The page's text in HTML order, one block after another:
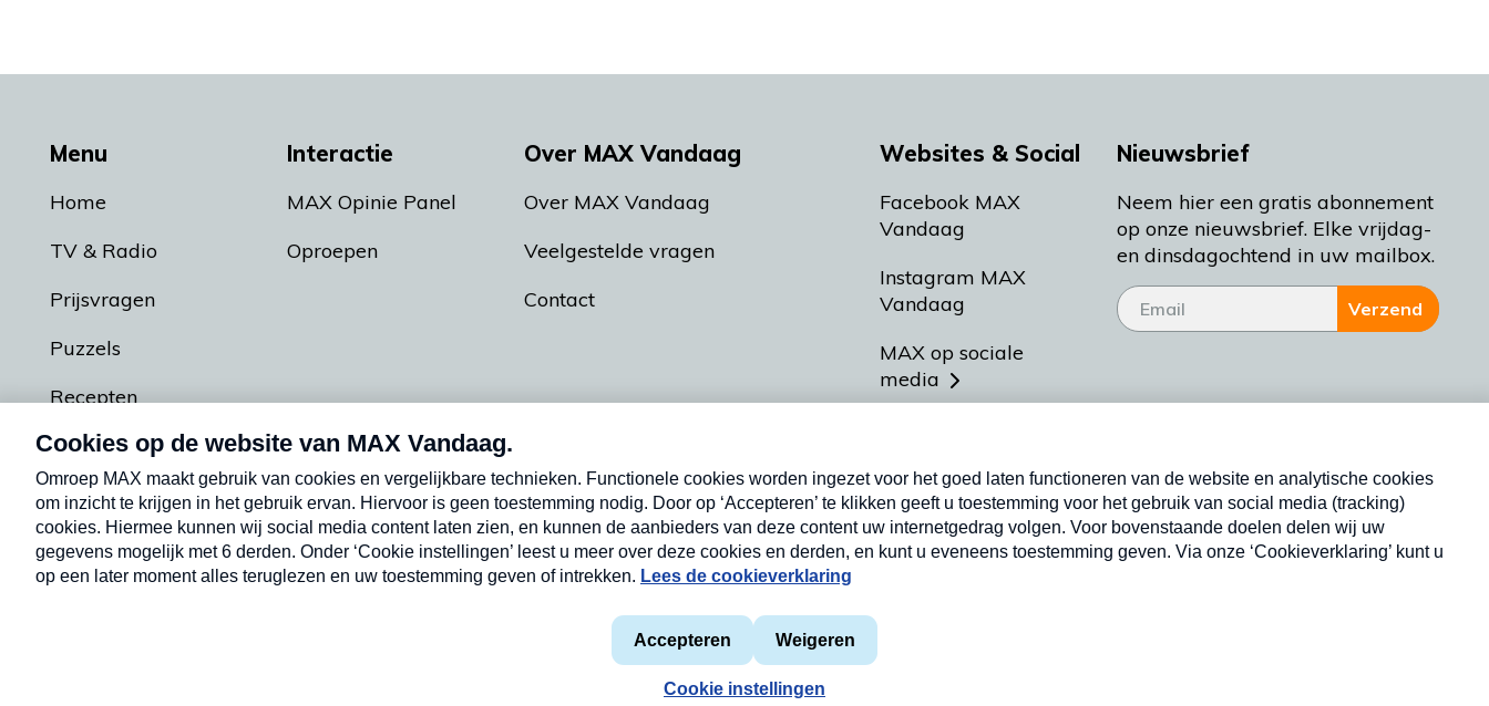
Menu
Home
TV & Radio
Prijsvragen
Puzzels
Recepten
Podcasts
Interactie
MAX Opinie Panel
Oproepen
Over MAX Vandaag
Over MAX Vandaag
Veelgestelde vragen
Contact
Websites & Social
Facebook MAX
Vandaag
Instagram MAX
Vandaag
MAX op sociale
media
Meldpunt Actueel
Heel Holland Bakt
Nieuwsbrief
Neem hier een gratis abonnement
op onze nieuwsbrief. Elke vrijdag-
en dinsdagochtend in uw mailbox.
Verzend
Privacyverklaring
Cookieverklaring
Nieuwsbrief
Neem hier een gratis abonnement op onze